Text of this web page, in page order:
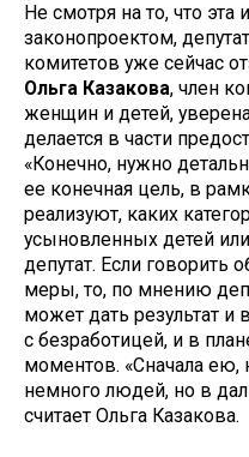
Не смотря на то, что эта
законопроектом,
комитетов уже сейчас
Ольга Казакова, член
женщин и детей,
делается в части
«Конечно, нужно
ее конечная цель, в
реализуют, каких
усыновленных детей
депутат. Если говорить
меры, то, по мнению
может дать результат и
с безработицей, и в
моментов. «Сначала ею,
немного людей, но в
считает Ольга Казакова.